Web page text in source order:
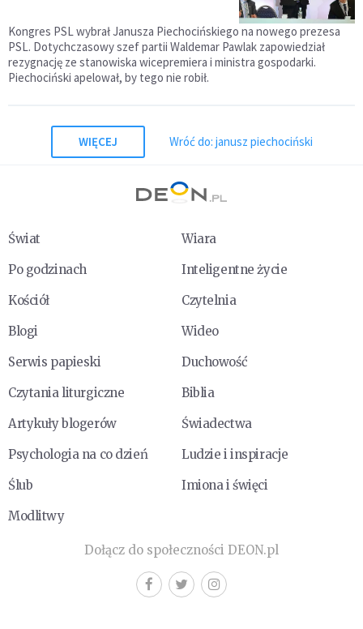
Kongres PSL wybrał Janusza Piechocińskiego na nowego prezesa
PSL. Dotychczasowy szef partii Waldemar Pawlak zapowiedział
rezygnację ze stanowiska wicepremiera i ministra gospodarki.
Piechociński apelował, by tego nie robił.
WIĘCEJ Wróć do: janusz piechociński
Świat
Wiara
Po godzinach
Inteligentne życie
Kościół
Czytelnia
Blogi
Wideo
Serwis papieski
Duchowość
Czytania liturgiczne
Biblia
Artykuły blogerów
Świadectwa
Psychologia na co dzień
Ludzie i inspiracje
Ślub
Imiona i święci
Modlitwy
Dołącz do społeczności DEON.pl